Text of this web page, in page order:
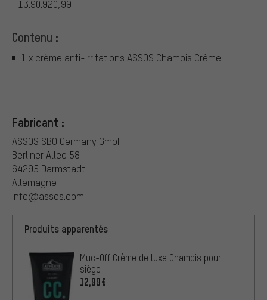
13.90.920,99
Contenu :
1 x crème anti-irritations ASSOS Chamois Crème
Fabricant :
ASSOS SBO Germany GmbH
Berliner Allee 58
64295 Darmstadt
Allemagne
info@assos.com
Produits apparentés
Muc-Off Crème de luxe Chamois pour
siège
12,99€